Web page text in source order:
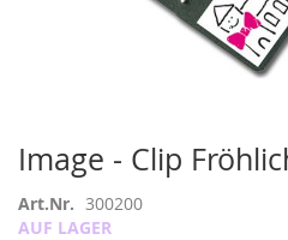
Image - Clip
Art.Nr. 300200
AUF LAGER
Zum
Anfang
der
Bildergalerie